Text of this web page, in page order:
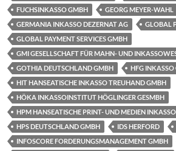
FUCHSINKASSO GMBH
GEORG MEYER-WAHL
GERMANIA INKASSO DEZERNAT AG
GLOBAL
GLOBAL PAYMENT SERVICES GMBH
GMI GESELLSCHAFT FÜR MAHN- UND
GOTHIA DEUTSCHLAND GMBH
HFG INKASSO
HIT HANSEATISCHE INKASSO TREUHAND GMBH
HÖKA INKASSOINSTITUT HÖGLINGER GESMBH
HPM HANSEATISCHE PRINT- UND MEDIEN
HPS DEUTSCHLAND GMBH
IDS HERFORD
INFOSCORE FORDERUNGSMANAGEMENT GMBH